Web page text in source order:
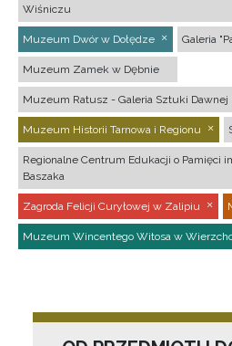
Wiśniczu
Muzeum Dwór w Dołędze Galeria
Muzeum Zamek w Dębnie
Muzeum Ratusz - Galeria Sztuki Dawnej
Muzeum Historii Tarnowa i Regionu
Regionalne Centrum Edukacji o Pamięci
Baszaka
Zagroda Felicji Curyłowej w Zalipiu
Muzeum Wincentego Witosa w